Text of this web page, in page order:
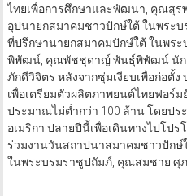
ไทยเพื่อการศึกษาและพัฒนา, คุณสุร
อุปนายกสมาคมชาวปักษ์ใต้ ในพร
ที่ปรึกษานายกสมาคมปักษ์ใต้ ในพร
พิพัฒน์, คุณพัชชุดาญ์ พันธุ์พิพัฒน์ นักแ
ภักดีวิจิตร หลังจากซุ่มเงียบเพื่อก่อตั้ง
เพื่อเตรียมตัวผลิตภาพยนต์ไทยฟอร์
ประมาณไม่ต่ำกว่า 100 ล้าน โดยปร
อเมริกา ปลายปีนี้เพื่อเดินทางไปโป
ร่วมงานวันสถาปนาสมาคมชาวปักษ์
ในพระบรมราชูปถัมภ์, คุณสมชาย ศุ